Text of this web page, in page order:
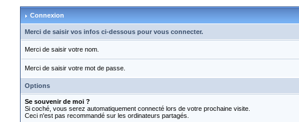
Connexion
Merci de saisir vos infos ci-dessous pour vous connecter.
Merci de saisir votre nom.
Merci de saisir votre mot de passe.
Options
Se souvenir de moi ?
Si coché, vous serez automatiquement connecté lors de votre prochaine visite.
Ceci n'est pas recommandé sur les ordinateurs partagés.